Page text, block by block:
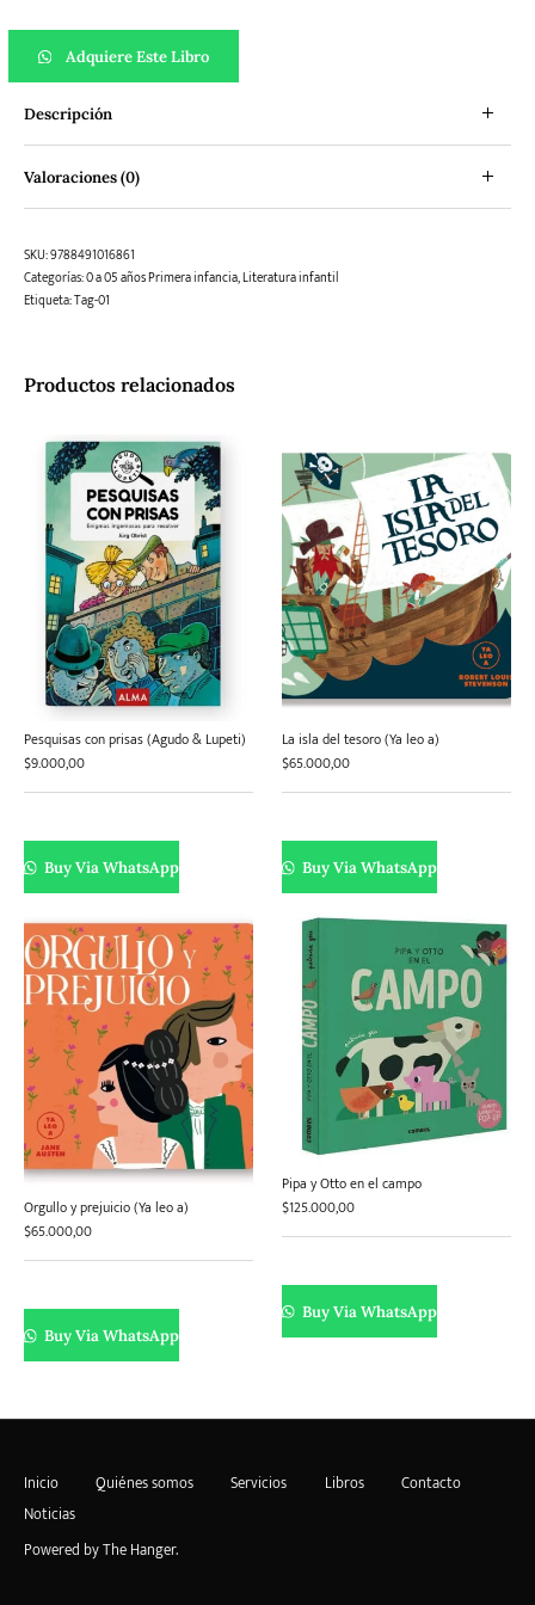
Adquiere Este Libro
Descripción
Valoraciones (0)
SKU:9788491016861
Categorías:0 a 05 años Primera infancia,Literatura infantil
Etiqueta:Tag-01
Productos relacionados
Pesquisas con prisas (Agudo & Lupeti)
$9.000,00
Buy Via WhatsApp
La isla del tesoro (Ya leo a)
$65.000,00
Buy Via WhatsApp
Orgullo y prejuicio (Ya leo a)
$65.000,00
Buy Via WhatsApp
Pipa y Otto en el campo
$125.000,00
Buy Via WhatsApp
Inicio Quiénes somos Servicios Libros
Contacto
Noticias
Powered byThe Hanger.